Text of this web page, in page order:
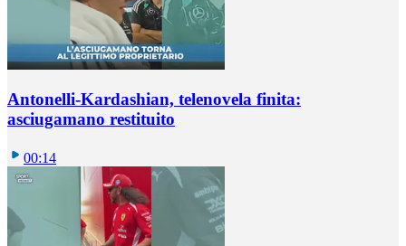
Antonelli-Kardashian, telenovela finita:
asciugamano restituito
00:14